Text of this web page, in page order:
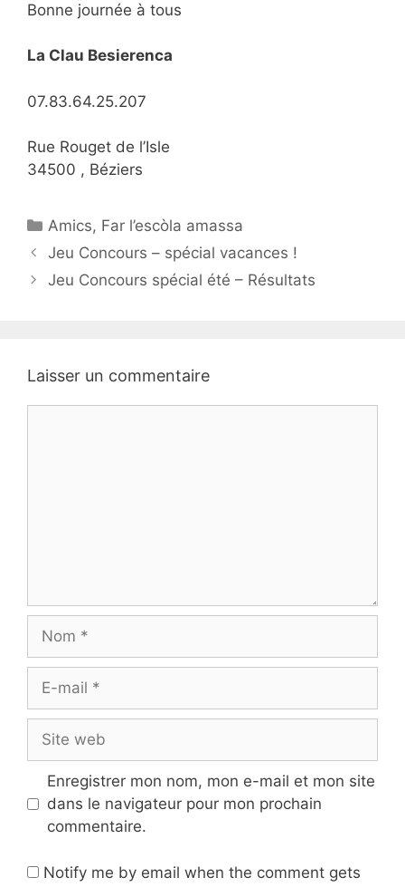
Bonne journée à tous
La Clau Besierenca
07.83.64.25.207
Rue Rouget de l’Isle
34500 , Béziers
Catégories
Amics, Far l’escòla amassa
Navigation
des
Jeu Concours – spécial vacances !
Jeu Concours spécial été – Résultats
Laisser un commentaire
Nom
Site
web
Enregistrer mon nom, mon e-mail et mon site
dans le navigateur pour mon prochain
commentaire.
Notify me by email when the comment gets